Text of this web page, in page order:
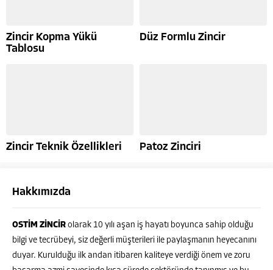
Zincir Kopma Yükü
Tablosu
Düz Formlu Zincir
Zincir Teknik Özellikleri Patoz Zinciri
Hakkımızda
OSTİM ZİNCİR olarak 10 yılı aşan iş hayatı boyunca sahip olduğu
bilgi ve tecrübeyi, siz değerli müşterileri ile paylaşmanın heyecanını
duyar. Kurulduğu ilk andan itibaren kaliteye verdiği önem ve zoru